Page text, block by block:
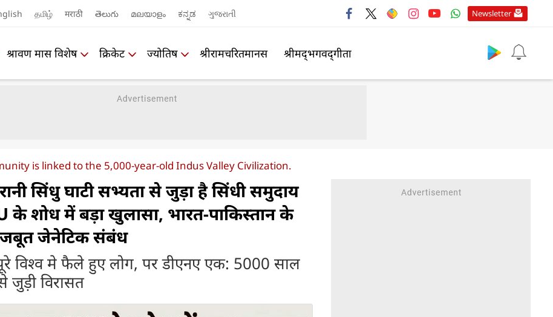
தமிழ் मराठी తెలుగు മലയാളം ಕನ್ನಡ ગુજરાતી Newsletter
श्रावण मास विशेष क्रिकेट ज्योतिष श्रीरामचरितमानस श्रीमद्‍भगवद्‍गीता
is linked to the 5,000-year-old Indus Valley Civilization.
सिंधु घाटी सभ्यता से जुड़ा है सिंधी समुदाय
के शोध में बड़ा खुलासा, भारत-पाकिस्तान के
जेनेटिक संबंध
पूरे विश्व मे फैले हुए लोग, पर डीएनए एक: 5000 साल
जुड़ी विरासत